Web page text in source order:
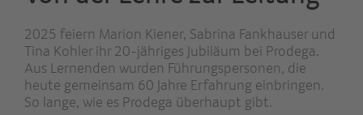
2025 feiern Marion Kiener, Sabrina Fankhauser und
Tina Kohler ihr 20-jähriges Jubiläum bei Prodega.
Aus Lernenden wurden Führungspersonen, die
heute gemeinsam 60 Jahre Erfahrung einbringen.
So lange, wie es Prodega überhaupt gibt.